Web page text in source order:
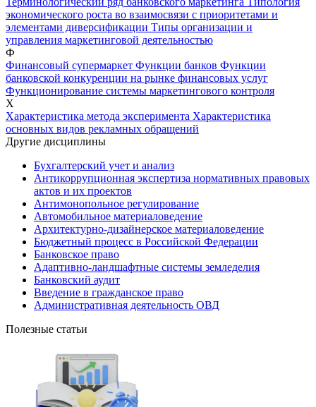
экономического роста во взаимосвязи с приоритетами и
элементами диверсификации Типы организации и
управления маркетинговой деятельностью
Ф
Финансовый супермаркет Функции банков Функции
банковской конкуренции на рынке финансовых услуг
Функционирование системы маркетингового контроля
Х
Характеристика метода эксперимента Характеристика
основных видов рекламных обращений
Другие дисциплины
Бухгалтерский учет и анализ
Антикоррупционная экспертиза нормативных правовых
актов и их проектов
Антимонопольное регулирование
Автомобильное материаловедение
Архитектурно-дизайнерское материаловедение
Бюджетный процесс в Российской Федерации
Банковское право
Адаптивно-ландшафтные системы земледелия
Банковский аудит
Введение в гражданское право
Административная деятельность ОВД
Полезные статьи